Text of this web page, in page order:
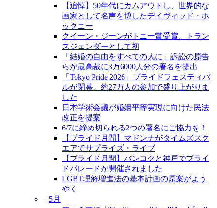
【追悼】50年代にカムアウトし、世界的な
画家として名声を博したデイヴィッド・ホ
ックニー
クイーン・ジーンがトニー賞受賞、トラン
スジェンダーとして初
「結婚の自由をすべての人に」訴訟の原告
らが最高裁に3万6000人分の署名を提出
「Tokyo Pride 2026」プライドフェスティバ
ルが閉幕、約27万人の参加で盛り上がりま
した
日本学術会議が婚姻平等実現に向けた民法
改正を提案
6/7に締め切られる2つの署名にご協力を！
【プライド月間】マドンナがタイムズスク
エアでサプライズ・ライブ
【プライド月間】バンコクと神戸でプライ
ドパレードが開催されました
LGBT理解増進法の基本計画の原案がよう
やく
+ 5月